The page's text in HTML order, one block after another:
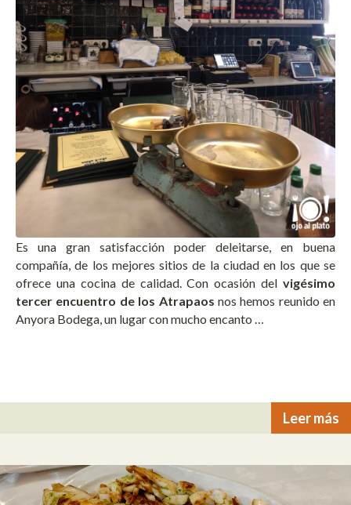
Es una gran satisfacción poder deleitarse, en buena
compañía, de los mejores sitios de la ciudad en los que se
ofrece una cocina de calidad. Con ocasión del vigésimo
tercer encuentro de los Atrapaos nos hemos reunido en
Anyora Bodega, un lugar con mucho encanto …
Leer más